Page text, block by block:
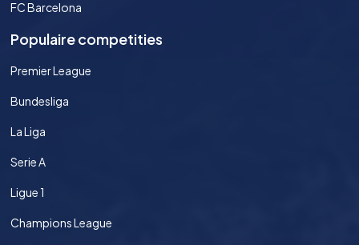
FC Barcelona
Populaire competities
Premier League
Bundesliga
La Liga
Serie A
Ligue 1
Champions League